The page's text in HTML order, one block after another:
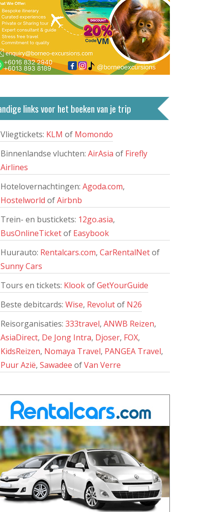
links voor het boeken van je trip
Vliegtickets: KLM of Momondo
Binnenlandse vluchten: AirAsia of Firefly
Airlines
Hotelovernachtingen: Agoda.com,
Hostelworld ofAirbnb
Trein- en bustickets: 12go.asia,
BusOnlineTicketof Easybook
Huurauto: Rentalcars.com, CarRentalNetof
Sunny Cars
Tours en tickets: KlookofGetYourGuide
Beste debitcards: Wise, Revolutof N26
Reisorganisaties: 333travel, ANWB Reizen,
AsiaDirect, De Jong Intra, Djoser, FOX,
KidsReizen, Nomaya Travel, PANGEA Travel,
Puur Azië, Sawadee ofVan Verre